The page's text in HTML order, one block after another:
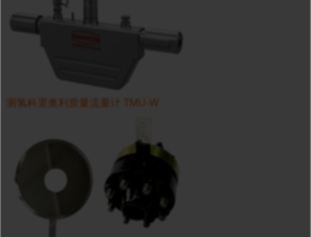
测氢科里奥利质量流量计 TMU-W